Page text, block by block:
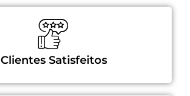
Clientes Satisfeitos